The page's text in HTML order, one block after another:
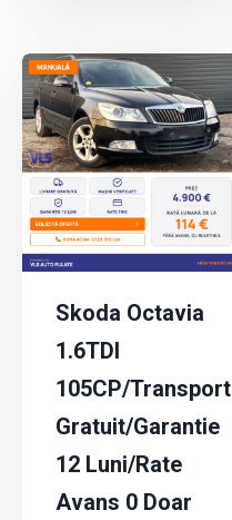
Skoda Octavia
1.6TDI
105CP/Transport
Gratuit/Garantie
12 Luni/Rate
Avans 0 Doar